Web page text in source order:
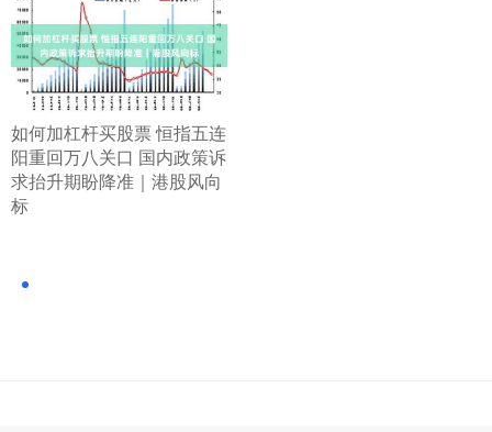
​如何加杠杆买股票 恒指五连
阳重回万八关口 国内政策诉
求抬升期盼降准｜港股风向
标